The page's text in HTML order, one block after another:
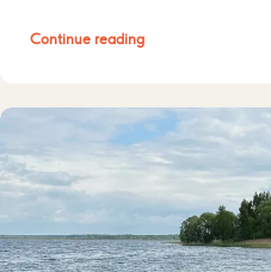
Continue reading